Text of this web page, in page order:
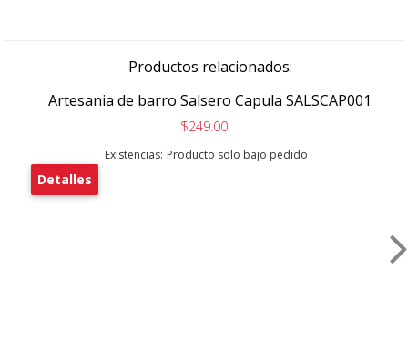
Productos relacionados:
Artesania de barro Salsero Capula SALSCAP001
$249.00
Existencias: Producto solo bajo pedido
Detalles